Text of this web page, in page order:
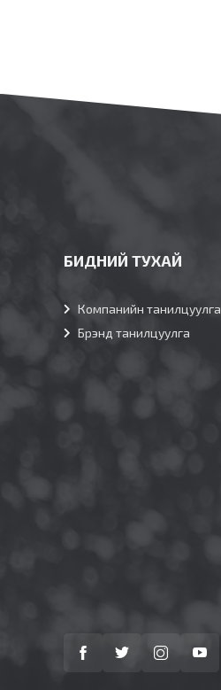
БИДНИЙ ТУХАЙ
Компанийн танилцуулга
Брэнд танилцуулга